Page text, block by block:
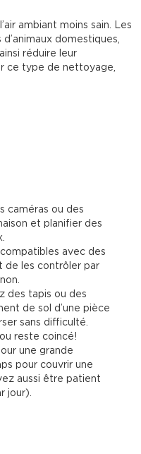
ambiant moins sain. Les
domestiques,
réduire leur
ce type de nettoyage,
caméras ou des
et planifier des
avec des
de les contrôler par
des tapis ou des
de sol d’une pièce
sans difficulté.
reste coincé!
une grande
pour couvrir une
aussi être patient
jour).